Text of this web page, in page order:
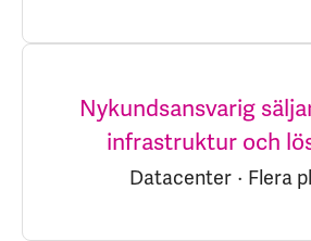
Nykundsansvarig
infrastruktur och
Datacenter · Flera